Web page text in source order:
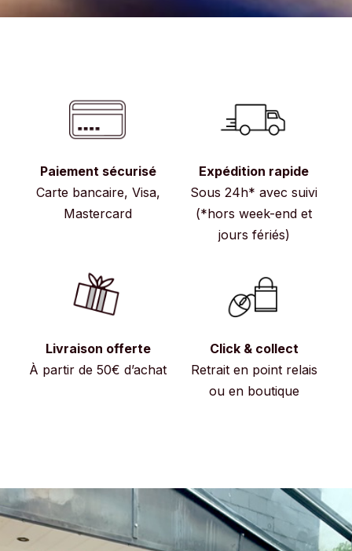
Paiement sécurisé
Carte bancaire, Visa,
Mastercard
Expédition rapide
Sous 24h* avec suivi
(*hors week-end et
jours fériés)
Livraison offerte
À partir de 50€ d’achat
Click & collect
Retrait en point relais
ou en boutique